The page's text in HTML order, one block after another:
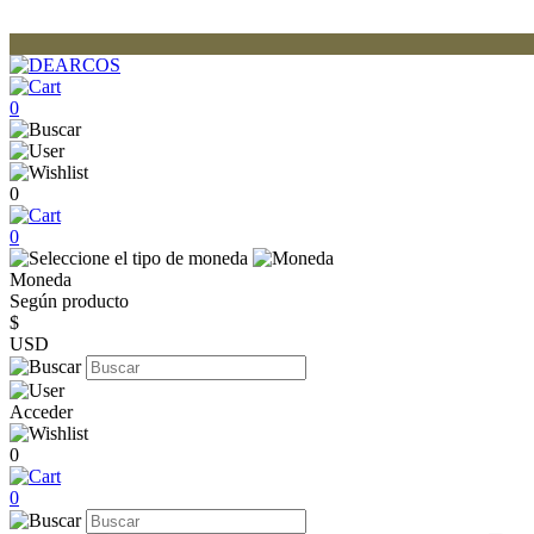
0
0
0
Moneda
Según producto
$
USD
Acceder
0
0